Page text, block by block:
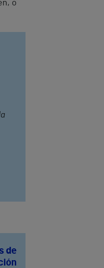
o
de